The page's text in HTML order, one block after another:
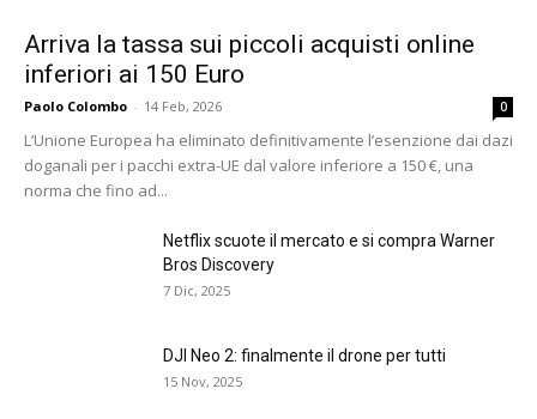
Arriva la tassa sui piccoli acquisti online
inferiori ai 150 Euro
Paolo Colombo - 14 Feb, 2026 0
L’Unione Europea ha eliminato definitivamente l’esenzione dai dazi
doganali per i pacchi extra-UE dal valore inferiore a 150 €, una
norma che fino ad...
Netflix scuote il mercato e si compra Warner
Bros Discovery
7 Dic, 2025
DJI Neo 2: finalmente il drone per tutti
15 Nov, 2025